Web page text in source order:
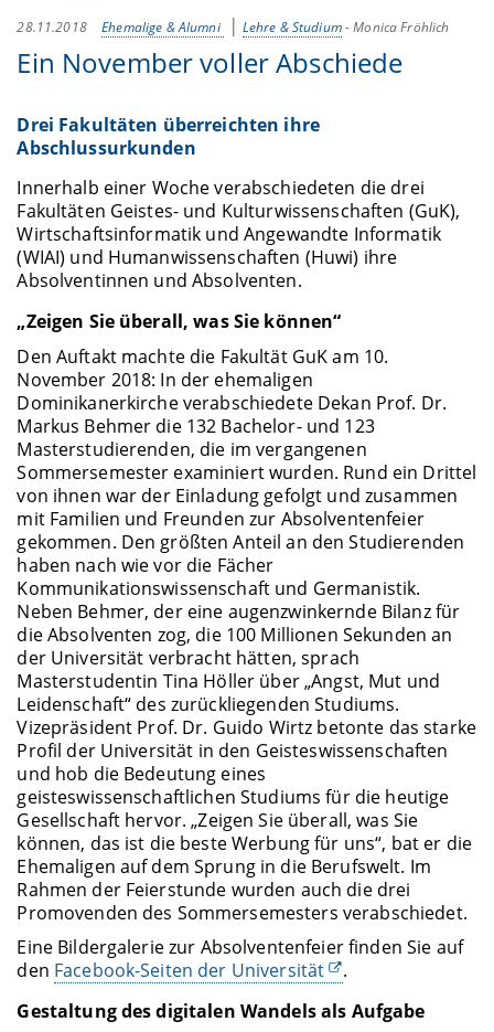
28.11.2018 Ehemalige & Alumni Lehre & Studium-Monica Fröhlich
Ein November voller Abschiede
Drei Fakultäten überreichten ihre
Abschlussurkunden
Innerhalb einer Woche verabschiedeten die drei
Fakultäten Geistes- und Kulturwissenschaften (GuK),
Wirtschaftsinformatik und Angewandte Informatik
(WIAI) und Humanwissenschaften (Huwi) ihre
Absolventinnen und Absolventen.
„Zeigen Sie überall, was Sie können“
Den Auftakt machte die Fakultät GuK am 10.
November 2018: In der ehemaligen
Dominikanerkirche verabschiedete Dekan Prof. Dr.
Markus Behmer die 132 Bachelor- und 123
Masterstudierenden, die im vergangenen
Sommersemester examiniert wurden. Rund ein Drittel
von ihnen war der Einladung gefolgt und zusammen
mit Familien und Freunden zur Absolventenfeier
gekommen. Den größten Anteil an den Studierenden
haben nach wie vor die Fächer
Kommunikationswissenschaft und Germanistik.
Neben Behmer, der eine augenzwinkernde Bilanz für
die Absolventen zog, die 100 Millionen Sekunden an
der Universität verbracht hätten, sprach
Masterstudentin Tina Höller über „Angst, Mut und
Leidenschaft“ des zurückliegenden Studiums.
Vizepräsident Prof. Dr. Guido Wirtz betonte das starke
Profil der Universität in den Geisteswissenschaften
und hob die Bedeutung eines
geisteswissenschaftlichen Studiums für die heutige
Gesellschaft hervor. „Zeigen Sie überall, was Sie
können, das ist die beste Werbung für uns“, bat er die
Ehemaligen auf dem Sprung in die Berufswelt. Im
Rahmen der Feierstunde wurden auch die drei
Promovenden des Sommersemesters verabschiedet.
Eine Bildergalerie zur Absolventenfeier finden Sie auf
den Facebook-Seiten der Universität
.
Gestaltung des digitalen Wandels als Aufgabe